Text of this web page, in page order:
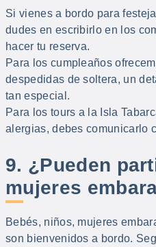
Si vienes a bordo para
dudes en escribirlo en los
hacer tu reserva.
Para los cumpleaños
despedidas de soltera, un
tan especial.
Para los tours a la Isla
alergias, debes comunicarlo
9. ¿Pueden
mujeres
Bebés, niños, mujeres
son bienvenidos a bordo.